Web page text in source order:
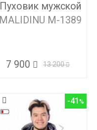
Пуховик мужской
MALIDINU M-1389
7 900 13 200
-41